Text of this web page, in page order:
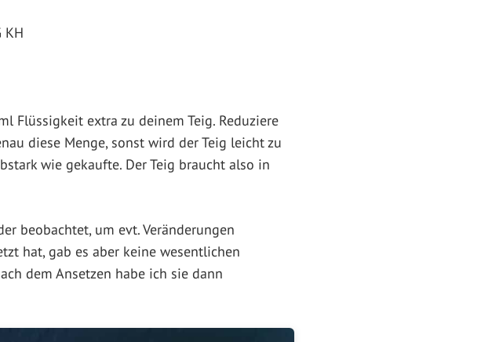
KH
Flüssigkeit extra zu deinem Teig. Reduziere
diese Menge, sonst wird der Teig leicht zu
wie gekaufte. Der Teig braucht also in
beobachtet, um evt. Veränderungen
hat, gab es aber keine wesentlichen
dem Ansetzen habe ich sie dann